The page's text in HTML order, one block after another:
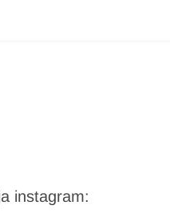
instagram: